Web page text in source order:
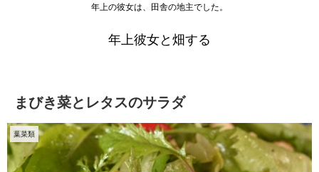
年上の彼女は、田舎の地主でした。
年上彼女と畑する
まびき菜とレタスのサラダ
葉菜類